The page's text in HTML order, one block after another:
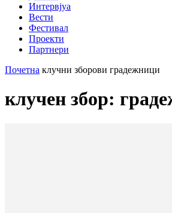
Интервјуа
Вести
Фестивал
Проекти
Партнери
Почетна клучни зборови градежници
клучен збор: